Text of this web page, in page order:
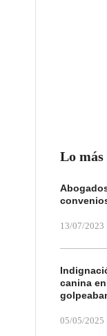
Lo
13/07/2023
canina
05/05/2025